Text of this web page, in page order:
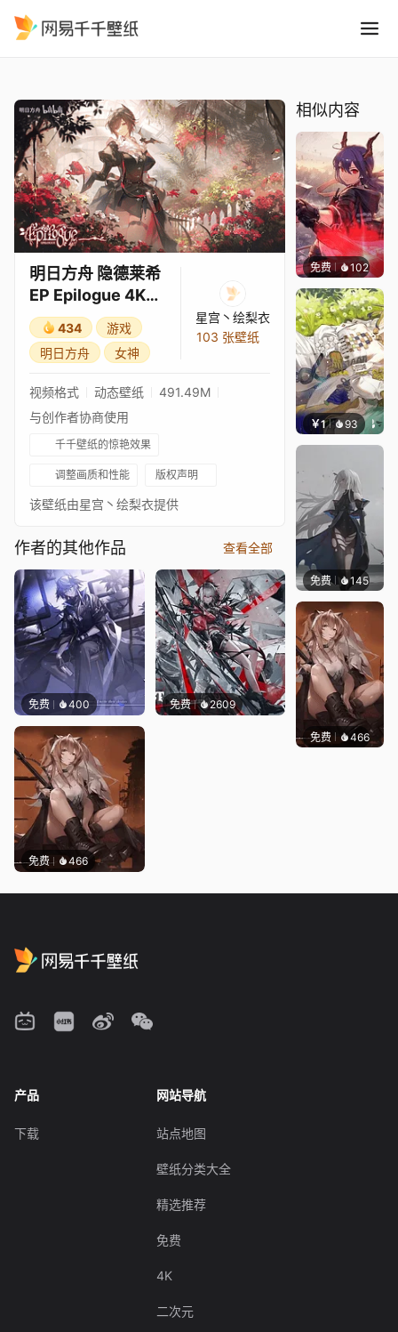
明日方舟 隐德莱希
EP Epilogue 4K
60fps
434
游戏
明日方舟
女神
星宫丶绘梨衣
103 张壁纸
视频格式 动态壁纸
491.49M
与创作者协商使用
千千壁纸的惊艳效果
调整画质和性能 版权声明
该壁纸由星宫丶绘梨衣提供
作者的其他作品 查看全部
免费 400 免费 2609
免费 466
相似内容
免费 102Kyllar
￥1 93 冷鸟
免费 145
免费 466星宫
产品
下载
网站导航
站点地图
壁纸分类大全
精选推荐
免费
4K
二次元